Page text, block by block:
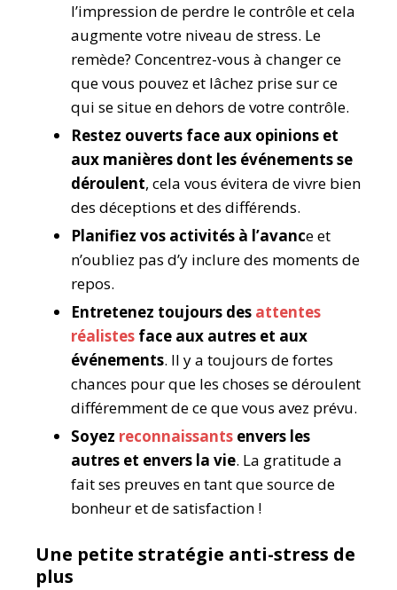
l’impression de perdre le contrôle et cela
augmente votre niveau de stress. Le
remède? Concentrez-vous à changer ce
que vous pouvez et lâchez prise sur ce
qui se situe en dehors de votre contrôle.
Restez ouverts face aux opinions et
aux manières dont les événements se
déroulent, cela vous évitera de vivre bien
des déceptions et des différends.
Planifiez vos activités à l’avance et
n’oubliez pas d’y inclure des moments de
repos.
Entretenez toujours des attentes
réalistes face aux autres et aux
événements. Il y a toujours de fortes
chances pour que les choses se déroulent
différemment de ce que vous avez prévu.
Soyez reconnaissants envers les
autres et envers la vie. La gratitude a
fait ses preuves en tant que source de
bonheur et de satisfaction !
Une petite stratégie anti-stress de
plus